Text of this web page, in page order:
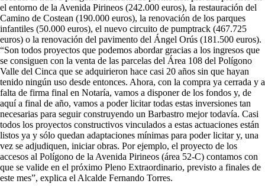
el entorno de la Avenida Pirineos (242.000 euros), la restauración del
Camino de Costean (190.000 euros), la renovación de los parques
infantiles (50.000 euros), el nuevo circuito de pumptrack (467.725
euros) o la renovación del pavimento del Ángel Orús (181.500 euros).
“Son todos proyectos que podemos abordar gracias a los ingresos que
se consiguen con la venta de las parcelas del Área 108 del Polígono
Valle del Cinca que se adquirieron hace casi 20 años sin que hayan
tenido ningún uso desde entonces. Ahora, con la compra ya cerrada y a
falta de firma final en Notaría, vamos a disponer de los fondos y, de
aquí a final de año, vamos a poder licitar todas estas inversiones tan
necesarias para seguir construyendo un Barbastro mejor todavía. Casi
todos los proyectos constructivos vinculados a estas actuaciones están
listos ya y sólo quedan adaptaciones mínimas para poder licitar y, una
vez se adjudiquen, iniciar obras. Por ejemplo, el proyecto de los
accesos al Polígono de la Avenida Pirineos (área 52-C) contamos con
que se valide en el próximo Pleno Extraordinario, previsto a finales de
este mes”, explica el Alcalde Fernando Torres.